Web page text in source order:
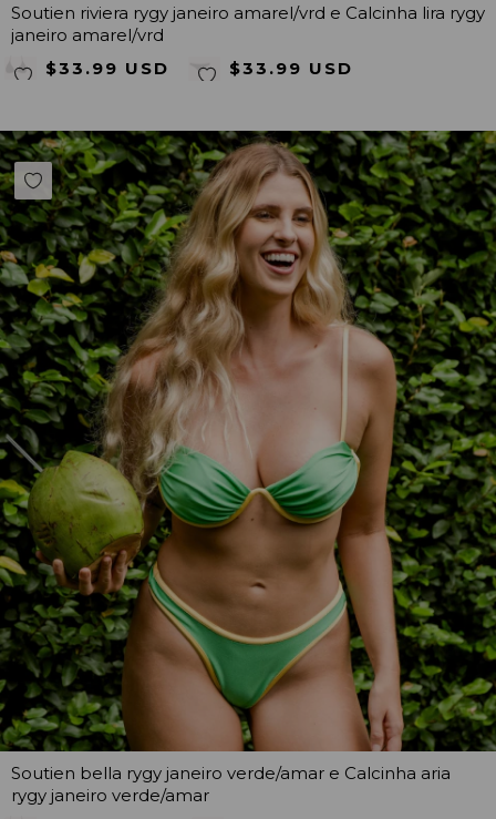
Soutien riviera rygy janeiro amarel/vrd e Calcinha lira rygy
janeiro amarel/vrd
$33.99 USD
$33.99 USD
Soutien bella rygy janeiro verde/amar e Calcinha aria
rygy janeiro verde/amar